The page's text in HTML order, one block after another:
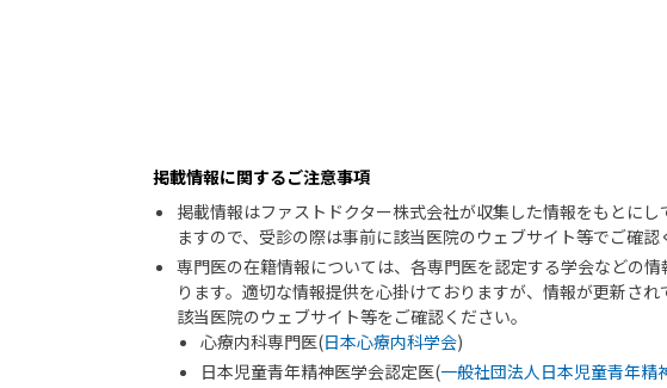
掲載情報に関するご注意事項
掲載情報はファストドクター株式会社が収集した情報をもとに
ますので、受診の際は事前に該当医院のウェブサイト等でご確認
専門医の在籍情報については、各専門医を認定する学会などの
ります。適切な情報提供を心掛けておりますが、情報が更新さ
該当医院のウェブサイト等をご確認ください。
心療内科専門医(日本心療内科学会)
日本児童青年精神医学会認定医(一般社団法人日本児童青年精